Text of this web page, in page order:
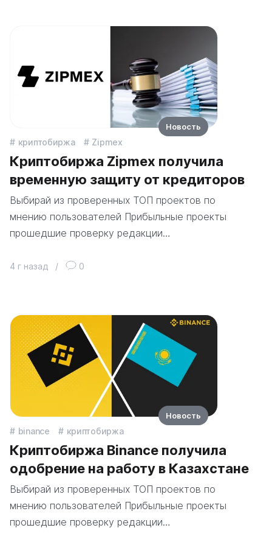
криптобиржа Zipmex
Криптобиржа Zipmex получила
временную защиту от кредиторов
Выбирай из проверенных ТОП проектов по
мнению пользователей Прибыльные проекты
прошедшие проверку редакции…
4 г назад / 0
Новость
binance криптобиржа
Криптобиржа Binance получила
одобрение на работу в Казахстане
Выбирай из проверенных ТОП проектов по
мнению пользователей Прибыльные проекты
прошедшие проверку редакции…
Новость